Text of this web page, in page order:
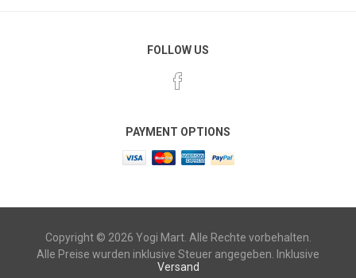
FOLLOW US
PAYMENT OPTIONS
Copyright © 2026 Yogi Mart. Alle Rechte vorbehalten.
Alle Preise wurden inklusive Steuer angegeben. Inklusive
Versand